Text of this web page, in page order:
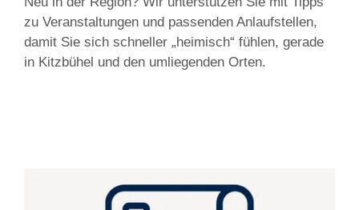
zu Veranstaltungen und passenden Anlaufstellen,
damit Sie sich schneller „heimisch“ fühlen, gerade
in Kitzbühel und den umliegenden Orten.